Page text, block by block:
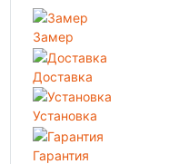
Замер
Доставка
Установка
Гарантия